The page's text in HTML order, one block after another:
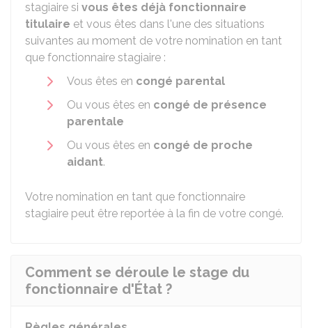
stagiaire si vous êtes déjà fonctionnaire
titulaire et vous êtes dans l'une des situations
suivantes au moment de votre nomination en tant
que fonctionnaire stagiaire :
Vous êtes en congé parental
Ou vous êtes en congé de présence
parentale
Ou vous êtes en congé de proche
aidant.
Votre nomination en tant que fonctionnaire
stagiaire peut être reportée à la fin de votre congé.
Comment se déroule le stage du
fonctionnaire d'État ?